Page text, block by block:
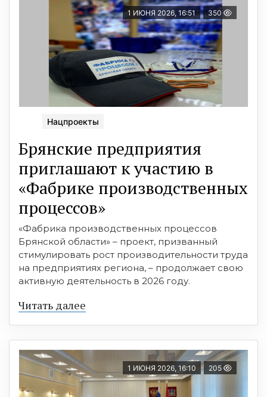
1 ИЮНЯ 2026, 16:51 350
Нацпроекты
Брянские предприятия
приглашают к участию в
«Фабрике производственных
процессов»
«Фабрика производственных процессов
Брянской области» – проект, призванный
стимулировать рост производительности труда
на предприятиях региона, – продолжает свою
активную деятельность в 2026 году.
Читать далее
1 ИЮНЯ 2026, 16:10 205